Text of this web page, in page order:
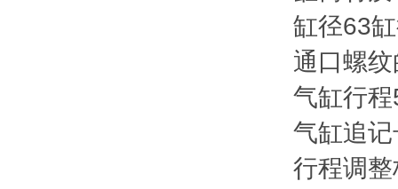
缸径63
通口螺
气缸行程
气缸追记
行程调